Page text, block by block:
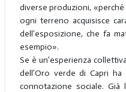
diverse produzioni,
ogni terreno acquisisce
dell’esposizione, che fa
esempio».
Se è un’esperienza
dell’Oro verde di Capri
connotazione sociale. Già